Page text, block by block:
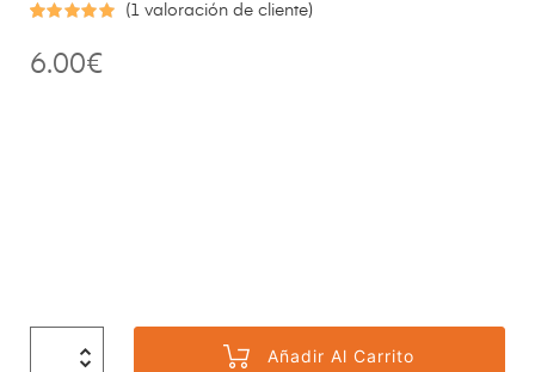
con5.00de
(1 valoración de cliente)
6.00€
Añadir Al Carrito